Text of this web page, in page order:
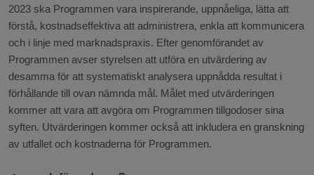
2023 ska Programmen vara inspirerande, uppnåeliga, lätta att
förstå, kostnadseffektiva att administrera, enkla att kommunicera
och i linje med marknadspraxis. Efter genomförandet av
Programmen avser styrelsen att utföra en utvärdering av
desamma för att systematiskt analysera uppnådda resultat i
förhållande till ovan nämnda mål. Målet med utvärderingen
kommer att vara att avgöra om Programmen tillgodoser sina
syften. Utvärderingen kommer också att inkludera en granskning
av utfallet och kostnaderna för Programmen.